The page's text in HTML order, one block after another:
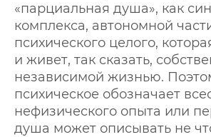
«парциальная душа», как
комплекса, автономной
психического целого,
и живет, так сказать,
независимой жизнью.
психическое обозначает
нефизического опыта или
душа может описывать не